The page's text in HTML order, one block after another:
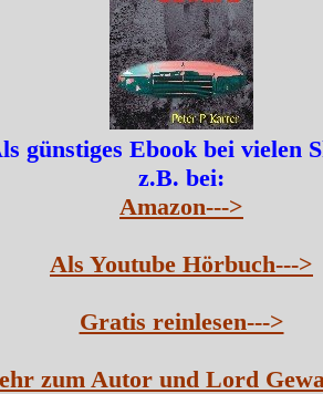
günstiges Ebook bei vielen
z.B. bei:
Amazon--->
Als Youtube Hörbuch--->
Gratis reinlesen--->
zum Autor und Lord